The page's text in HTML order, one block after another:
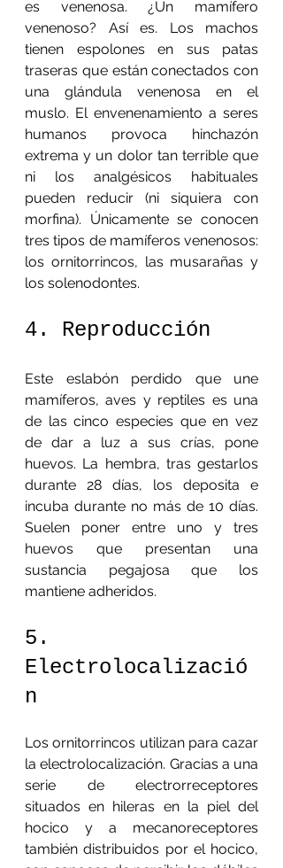
es venenosa. ¿Un mamífero
venenoso? Así es. Los machos
tienen espolones en sus patas
traseras que están conectados con
una glándula venenosa en el
muslo. El envenenamiento a seres
humanos provoca hinchazón
extrema y un dolor tan terrible que
ni los analgésicos habituales
pueden reducir (ni siquiera con
morfina). Únicamente se conocen
tres tipos de mamíferos venenosos:
los ornitorrincos, las musarañas y
los solenodontes.
4. Reproducción
Este eslabón perdido que une
mamíferos, aves y reptiles es una
de las cinco especies que en vez
de dar a luz a sus crías, pone
huevos. La hembra, tras gestarlos
durante 28 días, los deposita e
incuba durante no más de 10 días.
Suelen poner entre uno y tres
huevos que presentan una
sustancia pegajosa que los
mantiene adheridos.
5.
Electrolocalizació
n
Los ornitorrincos utilizan para cazar
la electrolocalización. Gracias a una
serie de electrorreceptores
situados en hileras en la piel del
hocico y a mecanoreceptores
también distribuidos por el hocico,